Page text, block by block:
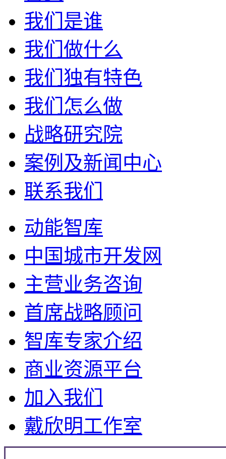
我们是谁
我们做什么
我们独有特色
我们怎么做
战略研究院
案例及新闻中心
联系我们
动能智库
中国城市开发网
主营业务咨询
首席战略顾问
智库专家介绍
商业资源平台
加入我们
戴欣明工作室